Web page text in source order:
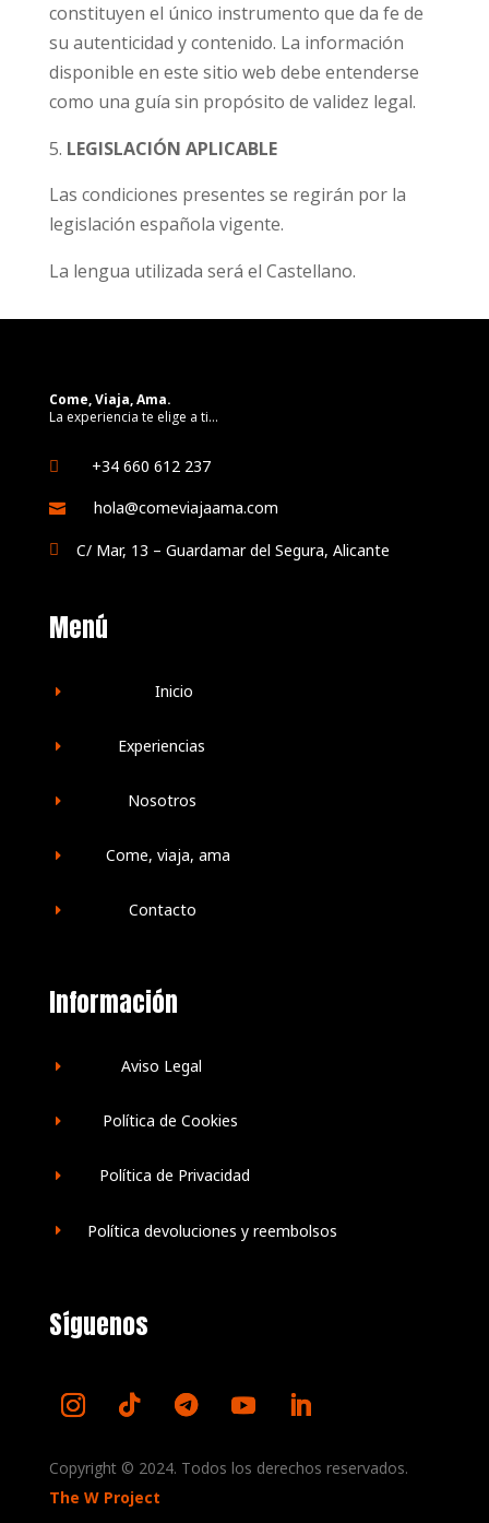
constituyen el único instrumento que da fe de
su autenticidad y contenido. La información
disponible en este sitio web debe entenderse
como una guía sin propósito de validez legal.
LEGISLACIÓN APLICABLE
Las condiciones presentes se regirán por la
legislación española vigente.
La lengua utilizada será el Castellano.
Come, Viaja, Ama.
La experiencia te elige a ti…
 +34 660 612 237
 hola@comeviajaama.com
 C/ Mar, 13 – Guardamar del Segura, Alicante
Menú
E Inicio
E Experiencias
E Nosotros
E Come, viaja, ama
E Contacto
Información
E Aviso Legal
E Política de Cookies
E Política de Privacidad
E Política devoluciones y reembolsos
Síguenos
Copyright © 2024. Todos los derechos reservados.
The W Project